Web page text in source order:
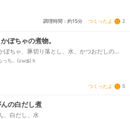
調理時間：約15分 つくったよ 2
ぼちゃの煮物。
ぼちゃ、豚切り落とし、水、かつおだしの
みりん、砂糖、醤油、塩
っち。(≧ω≦)ｂ
つくったよ 5
の白だし煮
、白だし、水